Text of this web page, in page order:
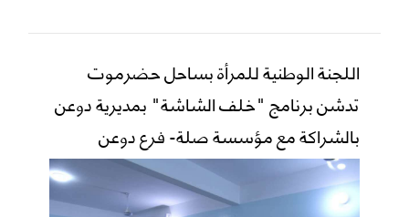
اللجنة الوطنية للمرأة بساحل حضرموت
تدشن برنامج "خلف الشاشة" بمديرية دوعن
بالشراكة مع مؤسسة صلة- فرع دوعن